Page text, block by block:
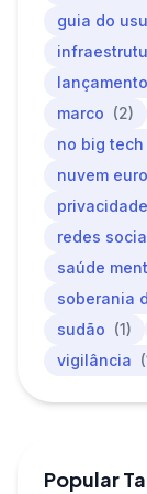
guia do
marco (2)
no big tech
nuvem
privacidade
redes
saúde
soberania
sudão (1)
vigilância
Popular